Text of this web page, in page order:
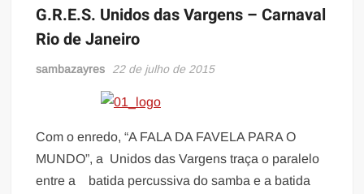
G.R.E.S. Unidos das Vargens – Carnaval
Rio de Janeiro
sambazayres 22 de julho de 2015
Com o enredo, “A FALA DA FAVELA PARA O
MUNDO”, a Unidos das Vargens traça o paralelo
entre a batida percussiva do samba e a batida